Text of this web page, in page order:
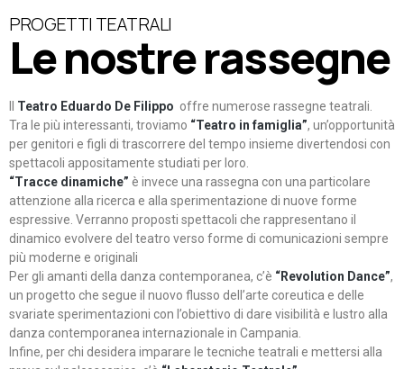
PROGETTI TEATRALI
Le nostre rassegne
Teatro Eduardo De Filippo offre numerose rassegne teatrali.
Tra le più interessanti, troviamo “Teatro in famiglia”, un’opportunità
per genitori e figli di trascorrere del tempo insieme divertendosi con
spettacoli appositamente studiati per loro.
“Tracce dinamiche” è invece una rassegna con una particolare
attenzione alla ricerca e alla sperimentazione di nuove forme
espressive. Verranno proposti spettacoli che rappresentano il
dinamico evolvere del teatro verso forme di comunicazioni sempre
più moderne e originali
Per gli amanti della danza contemporanea, c’è “Revolution Dance”,
un progetto che segue il nuovo flusso dell’arte coreutica e delle
svariate sperimentazioni con l’obiettivo di dare visibilità e lustro alla
danza contemporanea internazionale in Campania.
Infine, per chi desidera imparare le tecniche teatrali e mettersi alla